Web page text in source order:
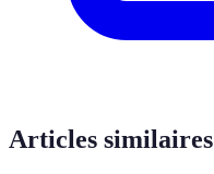
Articles similaires